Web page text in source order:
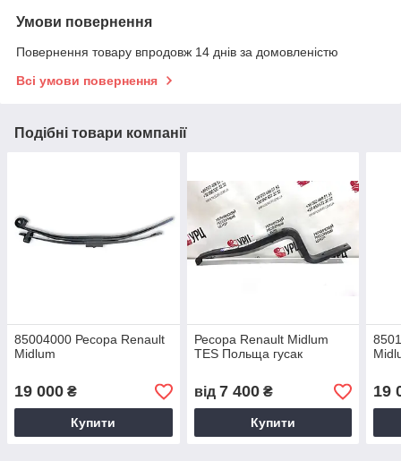
Умови повернення
Повернення товару впродовж 14 днів за домовленістю
Всі умови повернення
Подібні товари компанії
85004000 Ресора Renault
Midlum
19 000 ₴
Купити
Ресора Renault Midlum
TES Польща гусак
від 7 400₴
Купити
19